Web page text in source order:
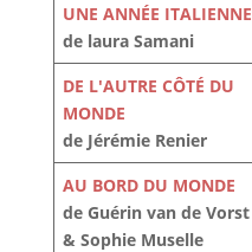
UNE ANNÉE ITALIENNE
de laura Samani
DE L'AUTRE CÔTÉ DU
MONDE
de Jérémie Renier
AU BORD DU MONDE
de Guérin van de Vorst
& Sophie Muselle